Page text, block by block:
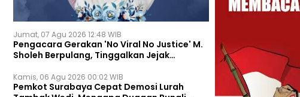
Jumat, 07 Agu 2026 12:48 WIB
Pengacara Gerakan 'No Viral No Justice' M.
Sholeh Berpulang, Tinggalkan Jejak
Kamis, 06 Agu 2026 00:02 WIB
Pemkot Surabaya Cepat Demosi Lurah